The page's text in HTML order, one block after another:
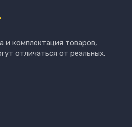
и комплектация товаров,
отличаться от реальных.